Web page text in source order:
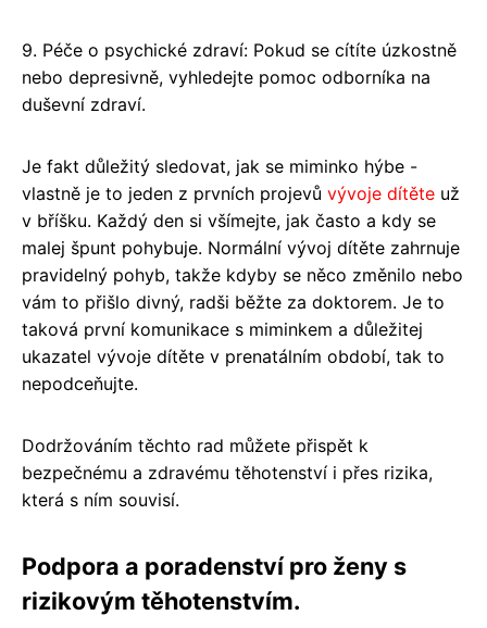
9. Péče o psychické zdraví: Pokud se cítíte úzkostně
nebo depresivně, vyhledejte pomoc odborníka na
duševní zdraví.
Je fakt důležitý sledovat, jak se miminko hýbe -
vlastně je to jeden z prvních projevů vývoje dítěte už
v bříšku. Každý den si všímejte, jak často a kdy se
malej špunt pohybuje. Normální vývoj dítěte zahrnuje
pravidelný pohyb, takže kdyby se něco změnilo nebo
vám to přišlo divný, radši běžte za doktorem. Je to
taková první komunikace s miminkem a důležitej
ukazatel vývoje dítěte v prenatálním období, tak to
nepodceňujte.
Dodržováním těchto rad můžete přispět k
bezpečnému a zdravému těhotenství i přes rizika,
která s ním souvisí.
Podpora a poradenství pro ženy s
rizikovým těhotenstvím.